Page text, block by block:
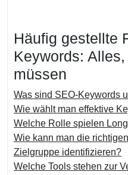
Häufig gestellte
Keywords:
müssen
Was sind SEO-Keywords
Wie wählt man effektive
Welche Rolle spielen
Wie kann man die
Zielgruppe identifizieren?
Welche Tools stehen zur